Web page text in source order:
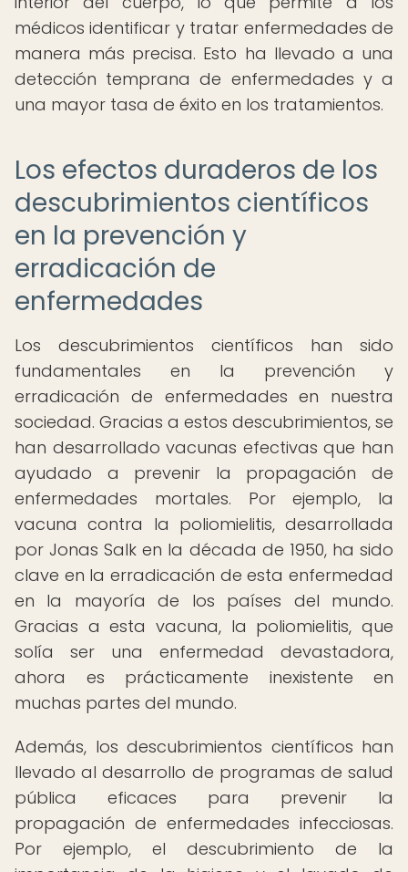
médicos identificar y tratar enfermedades de
manera más precisa. Esto ha llevado a una
detección temprana de enfermedades y a
una mayor tasa de éxito en los tratamientos.
Los efectos duraderos de los
descubrimientos científicos
en la prevención y
erradicación de
enfermedades
Los descubrimientos científicos han sido
fundamentales en la prevención y
erradicación de enfermedades en nuestra
sociedad. Gracias a estos descubrimientos, se
han desarrollado vacunas efectivas que han
ayudado a prevenir la propagación de
enfermedades mortales. Por ejemplo, la
vacuna contra la poliomielitis, desarrollada
por Jonas Salk en la década de 1950, ha sido
clave en la erradicación de esta enfermedad
en la mayoría de los países del mundo.
Gracias a esta vacuna, la poliomielitis, que
solía ser una enfermedad devastadora,
ahora es prácticamente inexistente en
muchas partes del mundo.
Además, los descubrimientos científicos han
llevado al desarrollo de programas de salud
pública eficaces para prevenir la
propagación de enfermedades infecciosas.
Por ejemplo, el descubrimiento de la